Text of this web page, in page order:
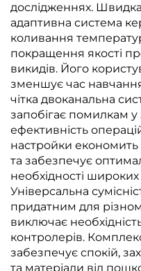
дослідженнях.
адаптивна система
коливання
покращення якості
викидів. Його
зменшує час
чітка двоканальна
запобігає помилкам
ефективність
настройки
та забезпечує
необхідності
Універсальна
придатним для
виключає
контролерів.
забезпечує спокій,
та матеріали від